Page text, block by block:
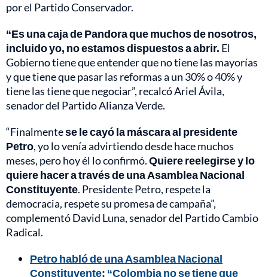
por el Partido Conservador.
“Es una caja de Pandora que muchos de nosotros,
incluido yo, no estamos dispuestos a abrir. El
Gobierno tiene que entender que no tiene las mayorías
y que tiene que pasar las reformas a un 30% o 40% y
tiene las tiene que negociar”, recalcó Ariel Ávila,
senador del Partido Alianza Verde.
“Finalmentese le cayó la máscara al presidente
Petro, yo lo venía advirtiendo desde hace muchos
meses, pero hoy él lo confirmó.Quiere reelegirse y lo
quiere hacer a través de una Asamblea Nacional
Constituyente. Presidente Petro, respete la
democracia, respete su promesa de campaña”,
complementó David Luna, senador del Partido Cambio
Radical.
Petro habló de una Asamblea Nacional
Constituyente: “Colombia no se tiene que